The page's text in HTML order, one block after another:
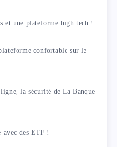
et une plateforme high tech !
confortable sur le
la sécurité de La Banque
avec des ETF !